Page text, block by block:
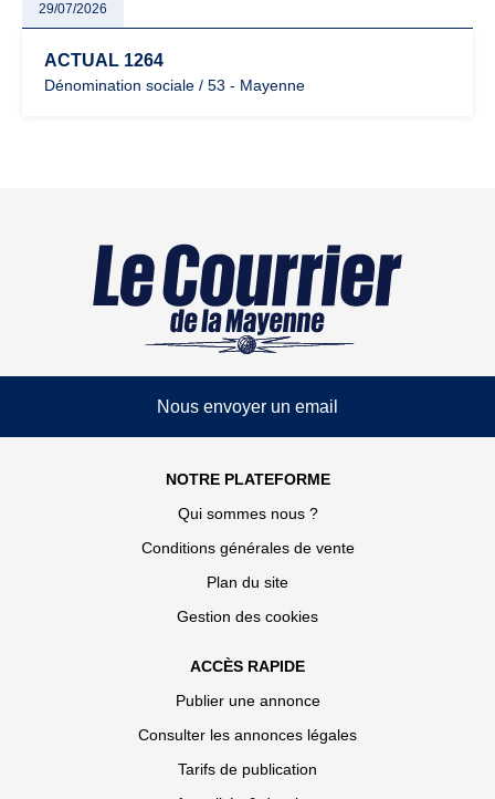
29/07/2026
ACTUAL 1264
Dénomination sociale / 53 - Mayenne
Nous envoyer un email
NOTRE PLATEFORME
Qui sommes nous ?
Conditions générales de vente
Plan du site
Gestion des cookies
ACCÈS RAPIDE
Publier une annonce
Consulter les annonces légales
Tarifs de publication